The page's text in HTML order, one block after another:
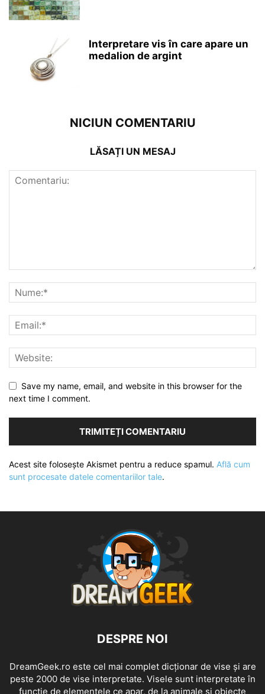
Interpretare vis în care apare un
medalion de argint
NICIUN COMENTARIU
LĂSAȚI UN MESAJ
Save my name, email, and website in this browser for the
next time I comment.
Acest site folosește Akismet pentru a reduce spamul. Află cum
sunt procesate datele comentariilor tale.
DESPRE NOI
DreamGeek.ro este cel mai complet dicționar de vise și are
peste 2000 de vise interpretate. Visele sunt interpretate în
funcție de elementele ce apar, de la animale și obiecte